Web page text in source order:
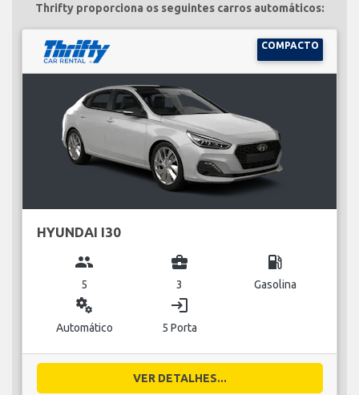
Thrifty proporciona os seguintes carros automáticos:
COMPACTO
HYUNDAI I30
group
5
business_center
3
local_gas_station
Gasolina
miscellaneous_services
Automático
login
5 Porta
VER DETALHES...